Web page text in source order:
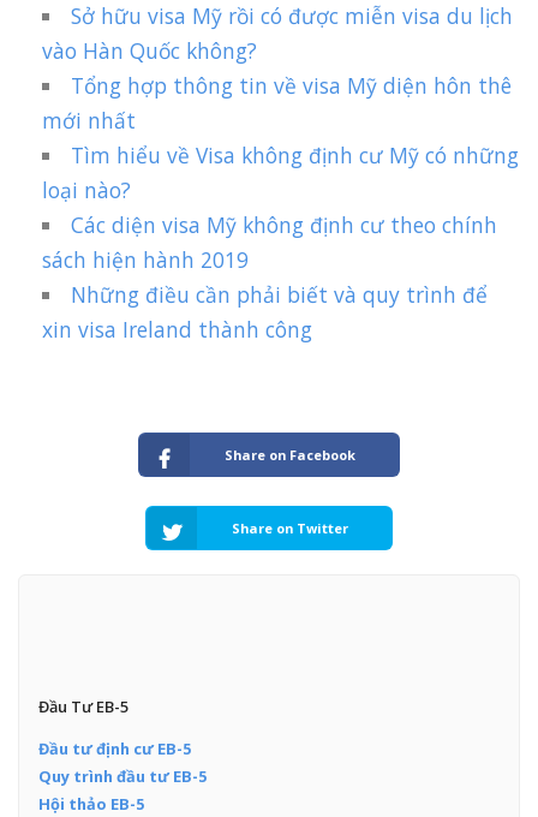
Sở hữu visa Mỹ rồi có được miễn visa du lịch
vào Hàn Quốc không?
Tổng hợp thông tin về visa Mỹ diện hôn thê
mới nhất
Tìm hiểu về Visa không định cư Mỹ có những
loại nào?
Các diện visa Mỹ không định cư theo chính
sách hiện hành 2019
Những điều cần phải biết và quy trình để
xin visa Ireland thành công
Share on Facebook
Share on Twitter
Đầu Tư EB-5
Đầu tư định cư EB-5
Quy trình đầu tư EB-5
Hội thảo EB-5